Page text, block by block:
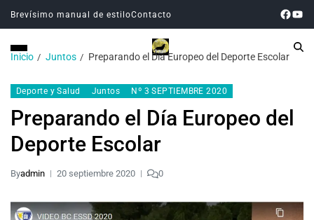
Brevísimo manual de estiloContacto
Inicio Juntos Preparando el Día Europeo del Deporte Escolar
Deporte y Salud Juntos Nº 3 SEPTIEMBRE 2020
Preparando el Día Europeo del
Deporte Escolar
Byadmin 20 septiembre 2020 0